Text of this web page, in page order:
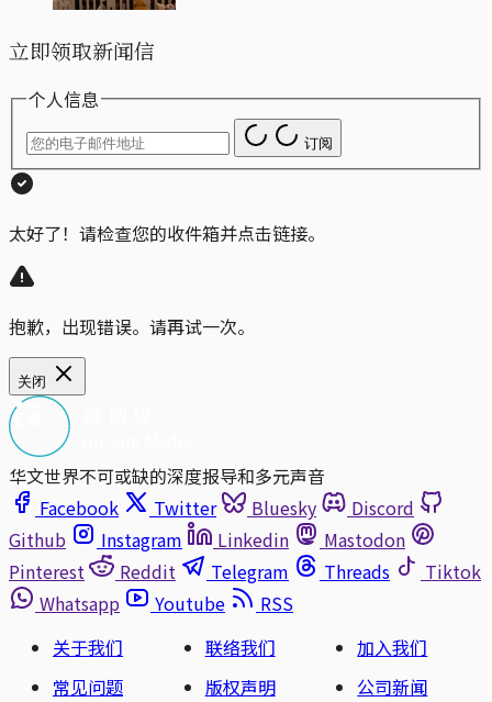
立即领取新闻信
个人信息
订阅
太好了！请检查您的收件箱并点击链接。
抱歉，出现错误。请再试一次。
关闭
华文世界不可或缺的深度报导和多元声音
Facebook
Twitter Bluesky
Discord
Github
Instagram Linkedin
Mastodon
Pinterest
Reddit Telegram Threads
Tiktok
Whatsapp
Youtube
RSS
关于我们
联络我们
加入我们
常见问题
版权声明 公司新闻